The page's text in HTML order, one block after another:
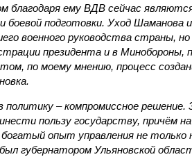
благодаря ему ВДВ сейчас
боевой подготовки. Уход Шаманова
военного руководства страны,
президента и в Минобороны,
по моему мнению, процесс
политику – компромиссное решение.
пользу государству, причём
опыт управления не только
губернатором Ульяновской